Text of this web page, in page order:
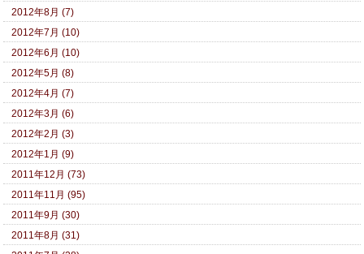
2012年8月 (7)
2012年7月 (10)
2012年6月 (10)
2012年5月 (8)
2012年4月 (7)
2012年3月 (6)
2012年2月 (3)
2012年1月 (9)
2011年12月 (73)
2011年11月 (95)
2011年9月 (30)
2011年8月 (31)